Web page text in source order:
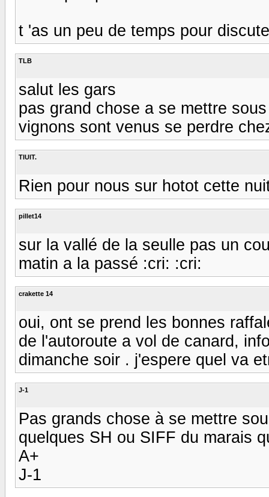
t 'as un peu de temps pour
TLB
salut les gars
pas grand chose a se mettre
vignons sont venus se perdre
TIUIT.
Rien pour nous sur hotot cette
pillet14
sur la vallé de la seulle pas un
matin a la passé :cri: :cri:
crakette 14
oui, ont se prend les bonnes
de l'autoroute a vol de canard,
dimanche soir . j'espere quel va
J-1
Pas grands chose à se mettre
quelques SH ou SIFF du marais
A+
J-1